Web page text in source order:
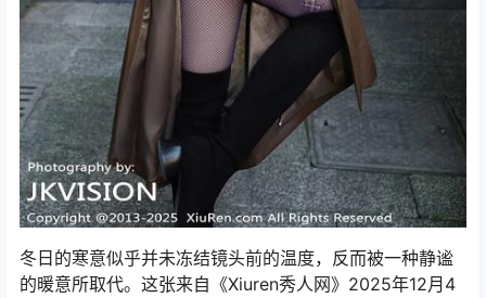
冬日的寒意似乎并未冻结镜头前的温度，反而被一种静谧
的暖意所取代。这张来自《Xiuren秀人网》2025年12月4